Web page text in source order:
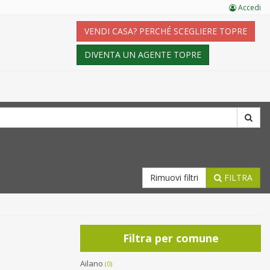
VENDI CASA? PERCHÉ SCEGLIERE TOPRE
DIVENTA UN AGENTE TOPRE
FILTRA
Rimuovi filtri
Filtra per comune
Ailano (0)
Accedi